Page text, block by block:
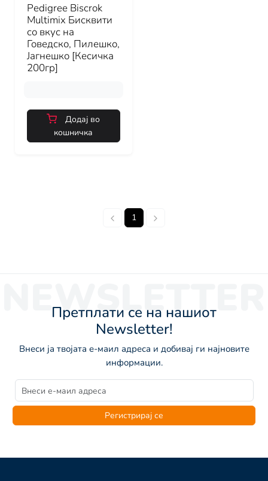
Pedigree Biscrok
Multimix Бисквити
со вкус на
Говедско, Пилешко,
Јагнешко [Кесичка
200гр]
Додај во
кошничка
1
NEWSLETTER
Претплати се на нашиот
Newsletter!
Внеси ја твојата е-маил адреса и добивај ги најновите
информации.
Регистрирај се